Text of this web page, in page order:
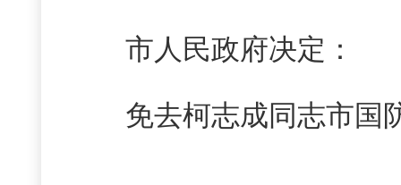
市人民政府决定：
免去柯志成同志市国